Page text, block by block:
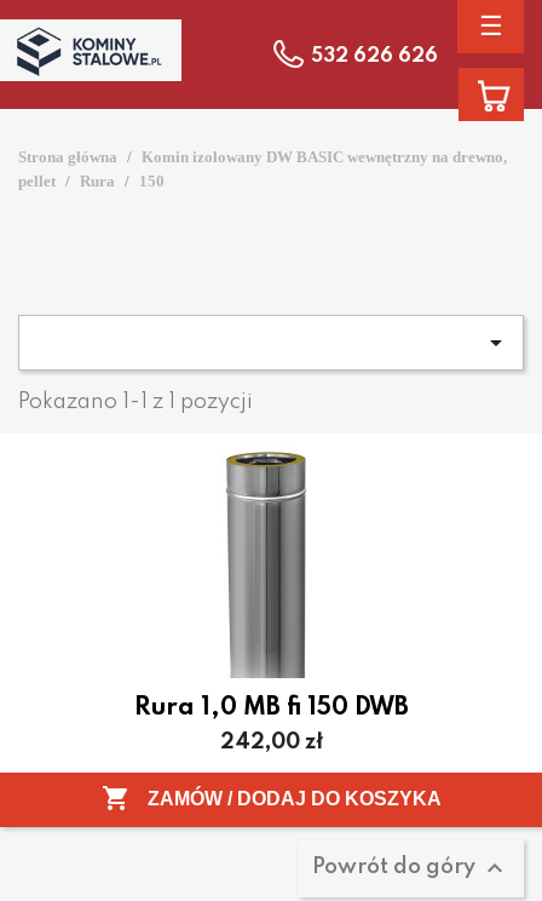
☰
532 626 626
Strona główna
Komin izolowany DW BASIC wewnętrzny na drewno,
pellet
Rura 150

Pokazano 1-1 z 1 pozycji
Rura 1,0 MB fi 150 DWB
Cena
242,00 zł
 ZAMÓW / DODAJ DO KOSZYKA
Pokazano 1-1 z 1 pozycji
Powrót do góry 